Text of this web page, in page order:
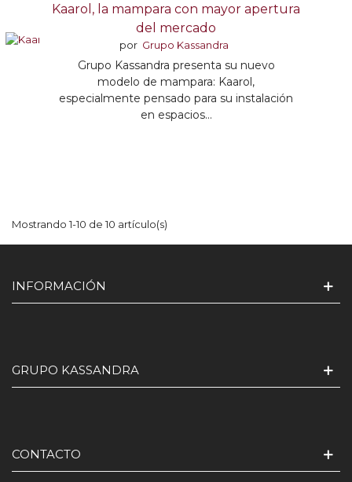
Kaarol, la mampara con mayor apertura
del mercado
por Grupo Kassandra
Grupo Kassandra presenta su nuevo
modelo de mampara: Kaarol,
especialmente pensado para su instalación
en espacios...
Mostrando 1-10 de 10 artículo(s)
INFORMACIÓN
GRUPO KASSANDRA
CONTACTO